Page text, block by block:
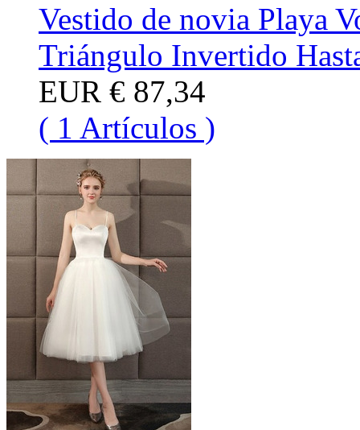
Vestido de novia Playa
Triángulo Invertido
EUR € 87,34
( 1 Artículos )